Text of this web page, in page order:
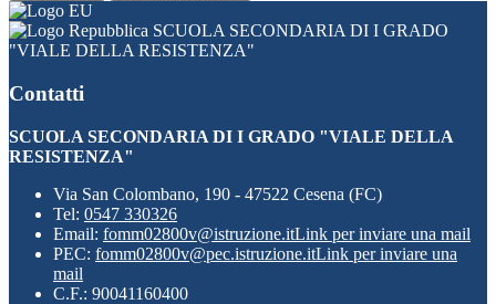
SCUOLA SECONDARIA DI I GRADO
"VIALE DELLA RESISTENZA"
Contatti
SCUOLA SECONDARIA DI I GRADO "VIALE DELLA
RESISTENZA"
Via San Colombano, 190 - 47522 Cesena (FC)
Tel: 0547 330326
Email: fomm02800v@istruzione.itLink per inviare una mail
PEC: fomm02800v@pec.istruzione.itLink per inviare una
mail
C.F.: 90041160400